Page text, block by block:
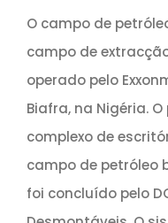
O campo de
campo de
operado pelo
Biafra, na Nigéria.
complexo de
campo de petróleo
foi concluído pelo